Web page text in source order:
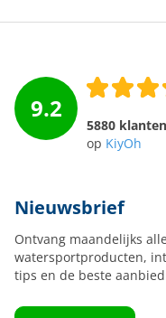
9.2
5880 klanten
op KiyOh
Nieuwsbrief
Ontvang maandelijks
watersportproducten,
tips en de beste